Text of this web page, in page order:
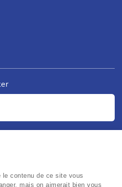
le contenu de ce site vous
mais on aimerait bien vous